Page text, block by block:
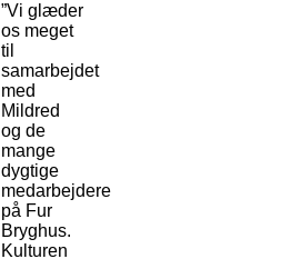
”Vi glæder
os meget
til
samarbejdet
med
Mildred
og de
mange
dygtige
medarbejdere
på Fur
Bryghus.
Kulturen